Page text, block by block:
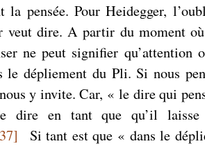
la pensée. Pour Heidegger,
veut dire. A partir du moment
ne peut signifier qu’attention
le dépliement du Pli. Si nous
y invite. Car, « le dire qui
dire en tant que qu’il laisse
Si tant est que « dans le